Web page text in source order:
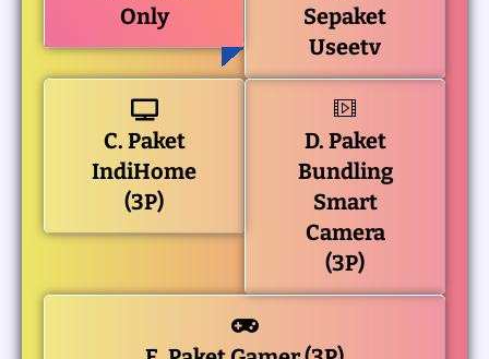
Only
Sepaket
Useetv
C. Paket
IndiHome
(3P)
D. Paket
Bundling
Smart
Camera
(3P)